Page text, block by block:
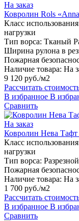
На заказ
Ковролин Rols
Класс
нагрузки
Тип ворса: Тканый
Ширина рулона в
Пожарная
Наличие товара: На
9 120 руб./м2
Рассчитать
В избранное В
Сравнить
На заказ
Ковролин Нева Тафт
Класс
нагрузки
Тип ворса: Разрезной
Пожарная
Наличие товара: На
1 700 руб./м2
Рассчитать
В избранное В
Сравнить